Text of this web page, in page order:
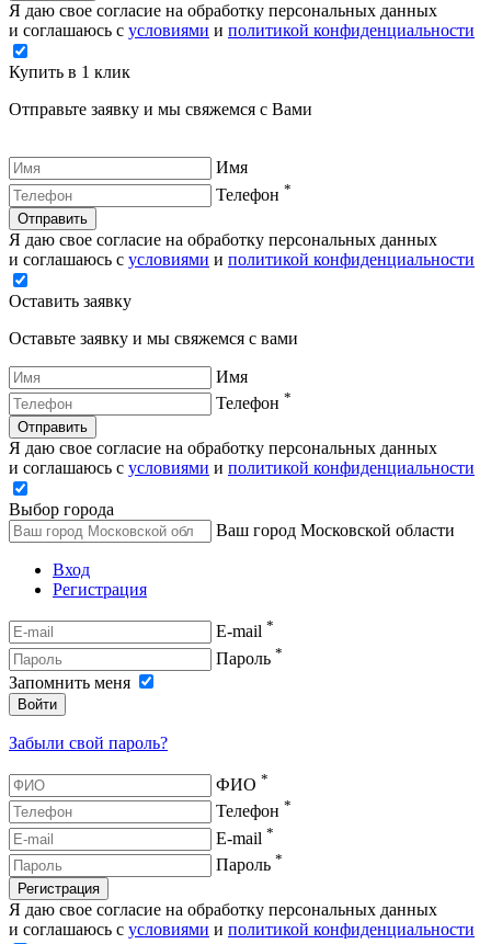
Я даю свое согласие на обработку персональных данных
и соглашаюсь с условиями и политикой конфиденциальности
Купить в 1 клик
Отправьте заявку и мы свяжемся с Вами
Имя
Телефон *
Отправить
Я даю свое согласие на обработку персональных данных
и соглашаюсь с условиями и политикой конфиденциальности
Оставить заявку
Оставьте заявку и мы свяжемся с вами
Имя
Телефон *
Отправить
Я даю свое согласие на обработку персональных данных
и соглашаюсь с условиями и политикой конфиденциальности
Выбор города
Ваш город Московской области
Вход
Регистрация
E-mail *
Пароль *
Запомнить меня
Войти
Забыли свой пароль?
ФИО *
Телефон *
E-mail *
Пароль *
Регистрация
Я даю свое согласие на обработку персональных данных
и соглашаюсь с условиями и политикой конфиденциальности